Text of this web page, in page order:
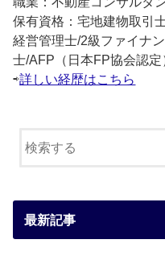
保有資格：宅地建物取引
経営管理士/2級ファイナ
士/AFP（日本FP協会認
⇨詳しい経歴はこちら
最新記事